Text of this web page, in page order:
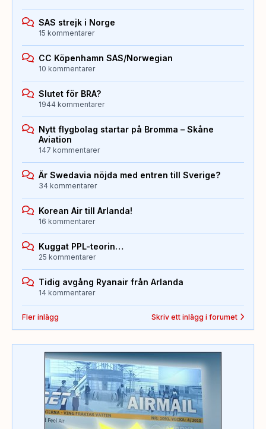
SAS strejk i Norge
15 kommentarer
CC Köpenhamn SAS/Norwegian
10 kommentarer
Slutet för BRA?
1944 kommentarer
Nytt flygbolag startar på Bromma – Skåne
Aviation
147 kommentarer
Är Swedavia nöjda med entren till Sverige?
34 kommentarer
Korean Air till Arlanda!
16 kommentarer
Kuggat PPL-teorin…
25 kommentarer
Tidig avgång Ryanair från Arlanda
14 kommentarer
Fler inlägg Skriv ett inlägg i forumet